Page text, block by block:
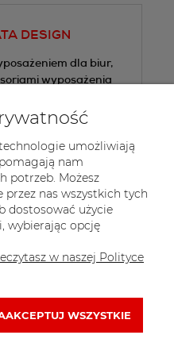
DESIGN
dla biur,
wyposażenia
505 013
umożliwiają
nam
potrzeb. Możesz
nas wszystkich tych
dostosować użycie
wybierając opcję
w naszej Polityce
WSZYSTKIE